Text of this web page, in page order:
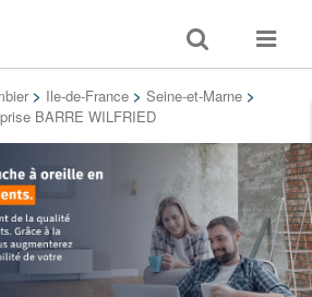
Toggle
search
Toggle
> Ile-de-France > Seine-et-Marne >
BARRE WILFRIED